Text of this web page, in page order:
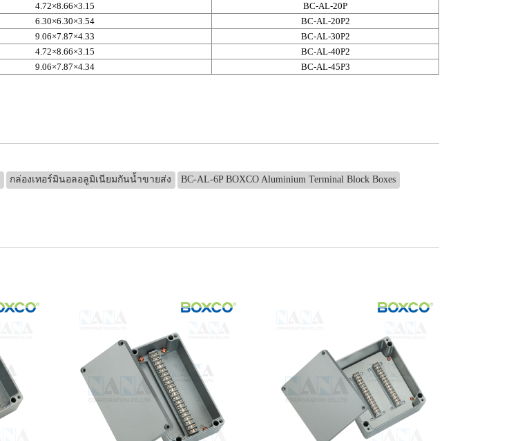
4.72×8.66×3.15
BC-AL-20P
6.30×6.30×3.54
BC-AL-20P2
9.06×7.87×4.33
BC-AL-30P2
4.72×8.66×3.15
BC-AL-40P2
9.06×7.87×4.34 BC-AL-45P3
กล่องเทอร์มินอลอลูมิเนียมกันน้ำขายส่ง BC-AL-6P BOXCO Aluminium Terminal Block Boxes